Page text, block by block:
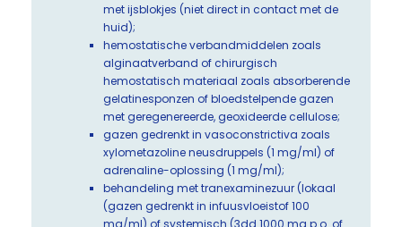
met ijsblokjes (niet direct in contact met de
huid);
hemostatische verbandmiddelen zoals
alginaatverband of chirurgisch
hemostatisch materiaal zoals absorberende
gelatinesponzen of bloedstelpende gazen
met geregenereerde, geoxideerde cellulose;
gazen gedrenkt in vasoconstrictiva zoals
xylometazoline neusdruppels (1 mg/ml) of
adrenaline-oplossing (1 mg/ml);
behandeling met tranexaminezuur (lokaal
(gazen gedrenkt in infuusvloeistof 100
mg/ml) of systemisch (3dd 1000 mg p.o. of